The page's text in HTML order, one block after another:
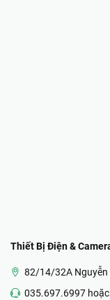
Thiết Bị Điện &
82/14/32A Nguyễn
035.697.6997